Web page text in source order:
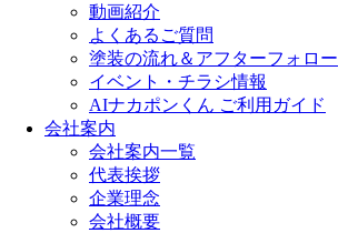
動画紹介
よくあるご質問
塗装の流れ＆アフターフォロー
イベント・チラシ情報
AIナカポンくん ご利用ガイド
会社案内
会社案内一覧
代表挨拶
企業理念
会社概要